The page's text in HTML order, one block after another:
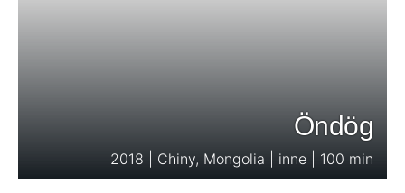
Öndög
2018 | Chiny, Mongolia | inne | 100 min